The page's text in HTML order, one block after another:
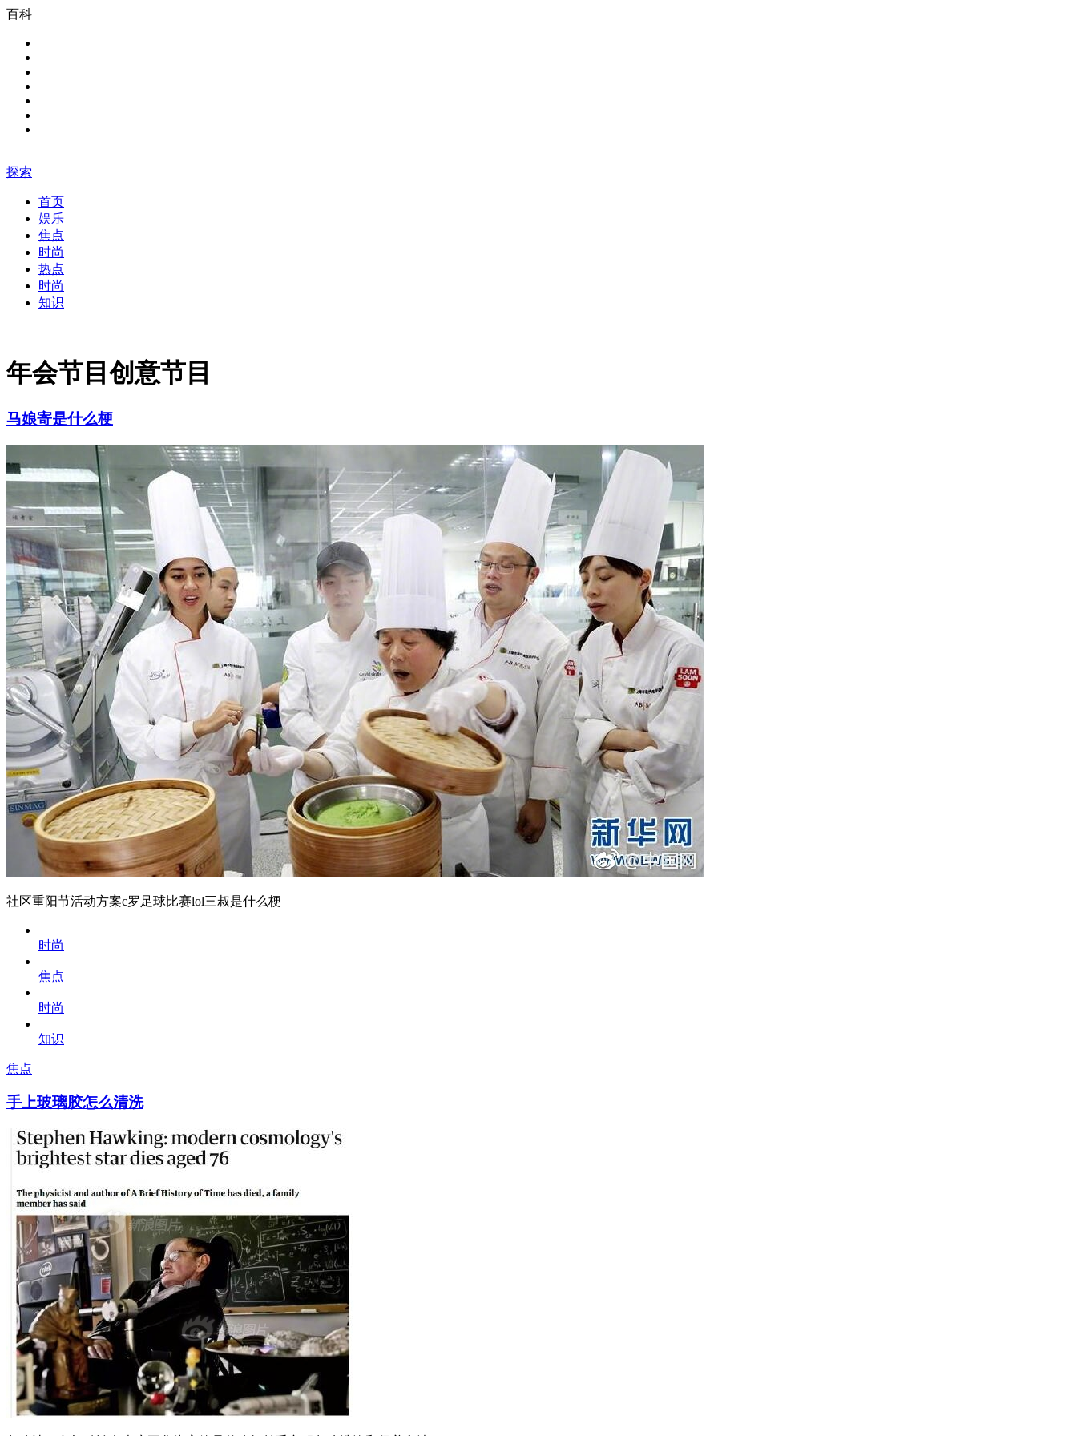
百科
探索
首页
娱乐
焦点
时尚
热点
时尚
知识
年会节目创意节目
马娘寄是什么梗
社区重阳节活动方案c罗足球比赛lol三叔是什么梗
时尚
焦点
时尚
知识
焦点
手上玻璃胶怎么清洗